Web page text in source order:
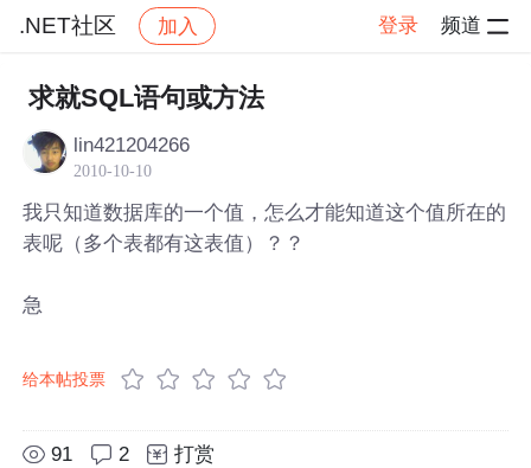
.NET社区 加入 登录 频道
社区 .NET社区 帖子详情
求就SQL语句或方法
lin421204266
2010-10-10
我只知道数据库的一个值，怎么才能知道这个值所在的
表呢（多个表都有这表值）？？
急
给本帖投票
91 2 打赏